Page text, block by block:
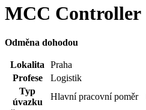
MCC Controller
Odměna dohodou
Lokalita Praha
Profese
Logistik
Typ
úvazku
Hlavní pracovní poměr